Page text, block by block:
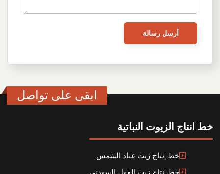
ابقى على تواصل
انتاج الزيوت النباتية
خط إنتاج زيت عباد الشمس
خط إنتاج زيت الفول السودني